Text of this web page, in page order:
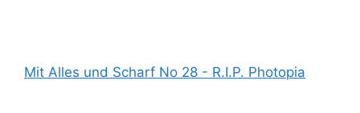
Mit Alles und Scharf No 28 - R.I.P. Photopia